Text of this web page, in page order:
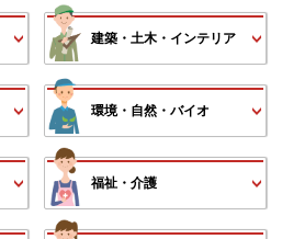
建築・土木・インテリア
環境・自然・バイオ
福祉・介護